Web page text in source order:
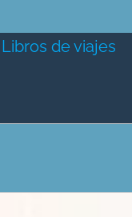
Libros de viajes